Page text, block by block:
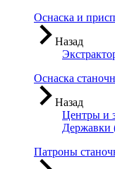
Оснаска и
Назад
Оснаска
Назад
Центры и
Державки
Патроны